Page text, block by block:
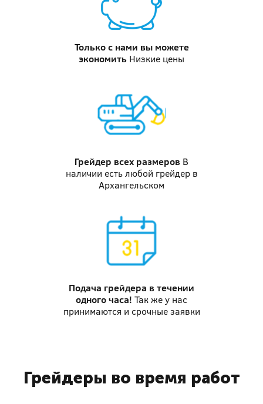
Только с нами вы можете
экономить Низкие цены
Грейдер всех размеров В
наличии есть любой грейдер в
Архангельском
Подача грейдера в течении
одного часа! Так же у нас
принимаются и срочные заявки
Грейдеры во время работ